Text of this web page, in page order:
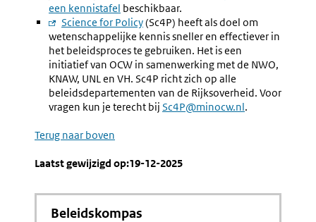
een kennistafel beschikbaar.
Externe
link:
Science for Policy(Sc4P) heeft als doel om
wetenschappelijke kennis sneller en effectiever in
het beleidsproces te gebruiken. Het is een
initiatief van OCW in samenwerking met de NWO,
KNAW, UNL en VH. Sc4P richt zich op alle
beleidsdepartementen van de Rijksoverheid. Voor
vragen kun je terecht bij Sc4P@minocw.nl.
Terug naar boven
Laatst gewijzigd op:19-12-2025
Beleidskompas